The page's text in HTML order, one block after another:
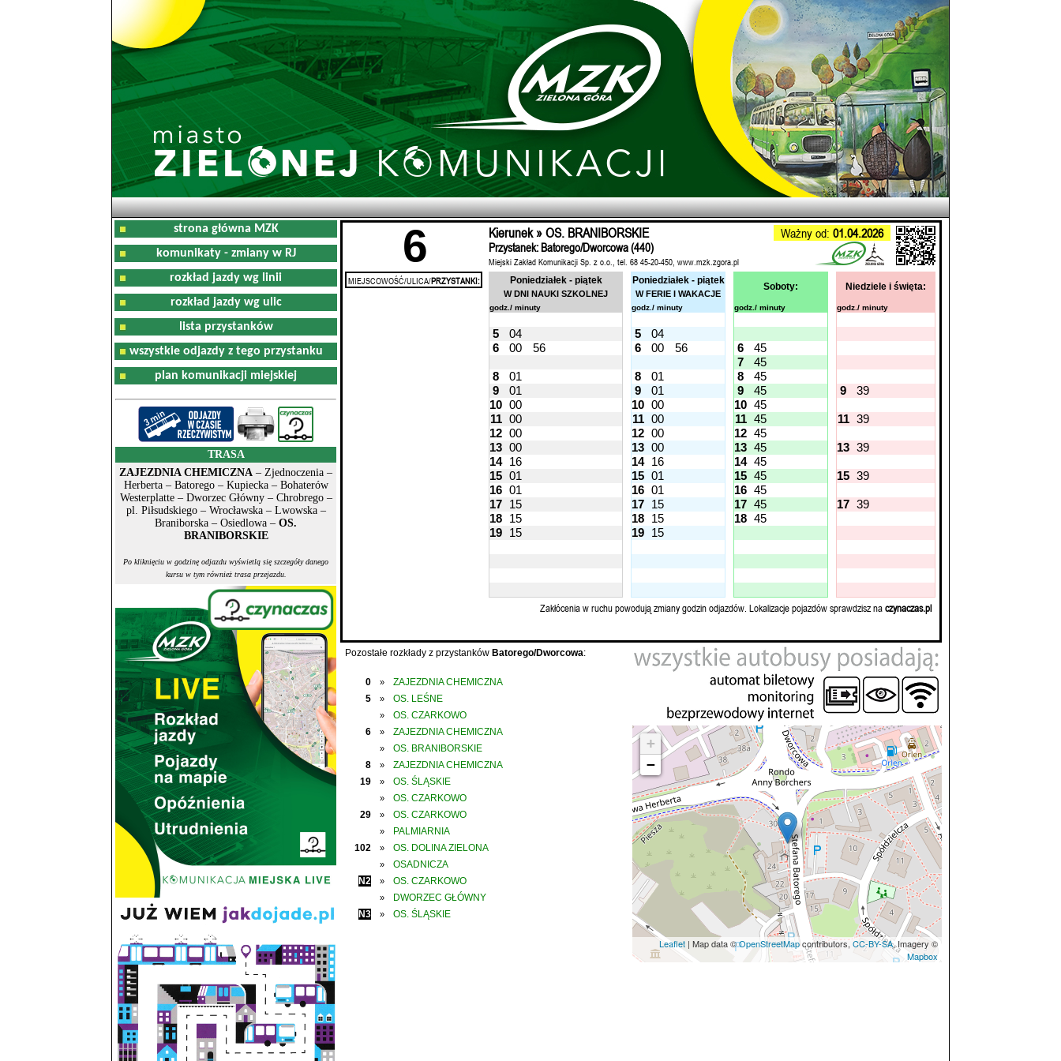
strona główna MZK
komunikaty - zmiany w RJ
rozkład jazdy wg linii
rozkład jazdy wg ulic
lista przystanków
wszystkie odjazdy z tego przystanku
plan komunikacji miejskiej
TRASA
ZAJEZDNIA CHEMICZNA – Zjednoczenia –
Herberta – Batorego – Kupiecka – Bohaterów
Westerplatte – Dworzec Główny – Chrobrego –
pl. Piłsudskiego – Wrocławska – Lwowska –
Braniborska – Osiedlowa – OS.
BRANIBORSKIE
Po kliknięciu w godzinę odjazdu wyświetlą się szczegóły danego
kursu w tym również trasa przejazdu.
6 Kierunek » OS. BRANIBORSKIE Ważny od: 01.04.2026
Przystanek: Batorego/Dworcowa (440)
Miejski Zakład Komunikacji Sp. z o.o., tel. 68 45-20-450, www.mzk.zgora.pl
MIEJSCOWOŚĆ/ULICA/PRZYSTANKI: Poniedziałek - piątek
W DNI NAUKI SZKOLNEJ
Poniedziałek - piątek
W FERIE I WAKACJE
Soboty: Niedziele i święta:
godz./ minuty godz./ minuty godz./ minuty godz./ minuty
5 04 5
04
6
00 56 6 00 56 6
45
7
45
8
01 8 01 8
45
9
01 9 01 9 45 9
39
10 00 10 00 10 45
11 00 11 00 11 45 11 39
12 00 12 00 12 45
13 00 13 00 13 45 13 39
14 16 14 16 14 45
15 01 15 01 15 45 15 39
16 01 16 01 16 45
17 15 17 15 17 45 17 39
18 15 18 15 18 45
19 15 19 15
Zakłócenia w ruchu powodują zmiany godzin odjazdów. Lokalizacje pojazdów sprawdzisz naczynaczas.pl
Pozostałe rozkłady z przystanków Batorego/Dworcowa:
0 »
ZAJEZDNIA CHEMICZNA
5
» OS. LEŚNE
»
OS. CZARKOWO
6
» ZAJEZDNIA CHEMICZNA
»
OS. BRANIBORSKIE
8
»
ZAJEZDNIA CHEMICZNA
19
» OS. ŚLĄSKIE
»
OS. CZARKOWO
29
» OS. CZARKOWO
»
PALMIARNIA
102
» OS. DOLINA ZIELONA
»
OSADNICZA
N2
» OS. CZARKOWO
»
DWORZEC GŁÓWNY
N3
» OS. ŚLĄSKIE
+
−
Leaflet | Map data ©OpenStreetMapcontributors,CC-BY-SA, Imagery ©
Mapbox